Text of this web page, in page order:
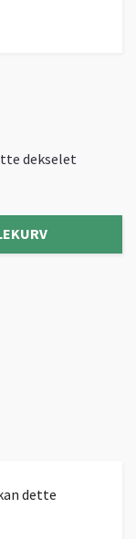
dekselet
dette